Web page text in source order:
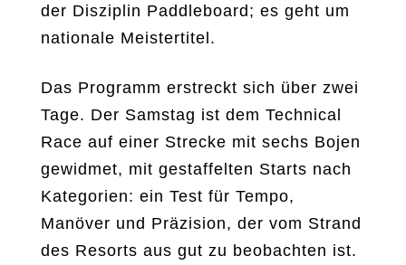
der Disziplin Paddleboard; es geht um
nationale Meistertitel.
Das Programm erstreckt sich über zwei
Tage. Der Samstag ist dem Technical
Race auf einer Strecke mit sechs Bojen
gewidmet, mit gestaffelten Starts nach
Kategorien: ein Test für Tempo,
Manöver und Präzision, der vom Strand
des Resorts aus gut zu beobachten ist.